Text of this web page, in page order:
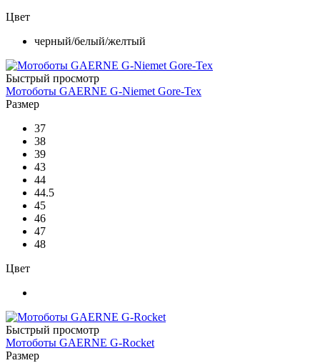
Цвет
черный/белый/желтый
Быстрый просмотр
Мотоботы GAERNE G-Niemet Gore-Tex
Размер
37
38
39
43
44
44.5
45
46
47
48
Цвет
Быстрый просмотр
Мотоботы GAERNE G-Rocket
Размер